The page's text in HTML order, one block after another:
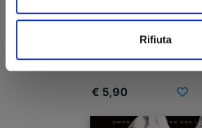
Rifiuta
28/06/2023
€ 5,90